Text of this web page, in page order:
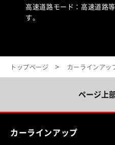
高速道路モード：高速道路
す。
トップページ カーラインアッ
ページ上
カーラインアップ